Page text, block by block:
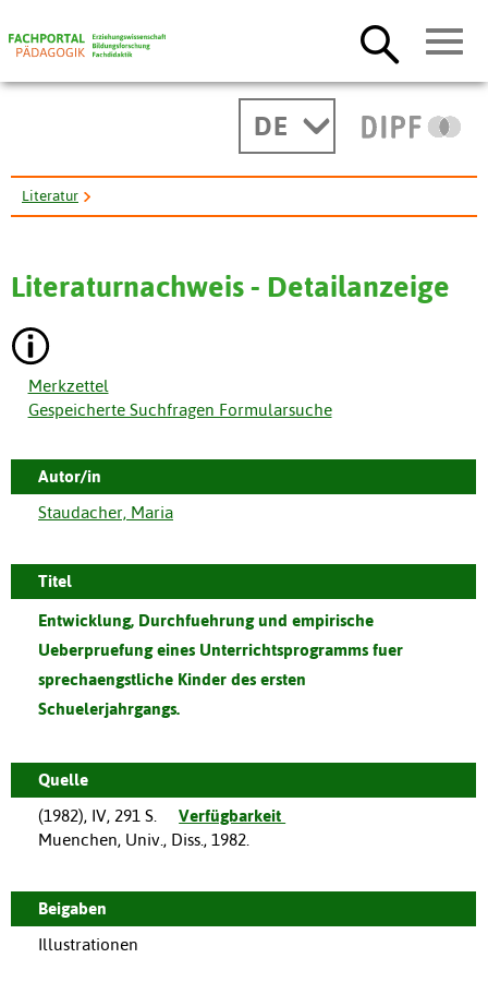
DE
Literatur
Literaturnachweis - Detailanzeige
Merkzettel
Gespeicherte Suchfragen Formularsuche
Autor/in
Staudacher, Maria
Titel
Entwicklung, Durchfuehrung und empirische
Ueberpruefung eines Unterrichtsprogramms fuer
sprechaengstliche Kinder des ersten
Schuelerjahrgangs.
Quelle
(1982), IV, 291 S.
Verfügbarkeit
Muenchen, Univ., Diss., 1982.
Beigaben
Illustrationen